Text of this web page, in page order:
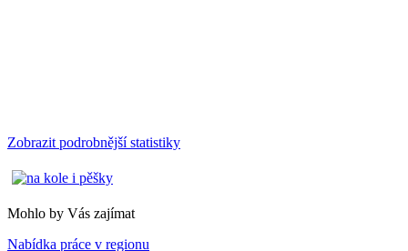
Zobrazit podrobnější statistiky
Mohlo by Vás zajímat
Nabídka práce v regionu